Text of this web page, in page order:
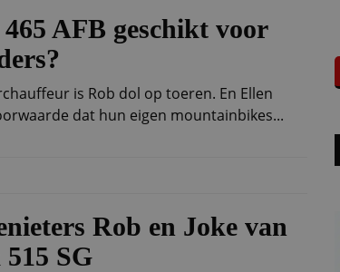
AFB geschikt voor
is Rob dol op toeren. En Ellen
dat hun eigen mountainbikes...
Rob en Joke van
515 SG